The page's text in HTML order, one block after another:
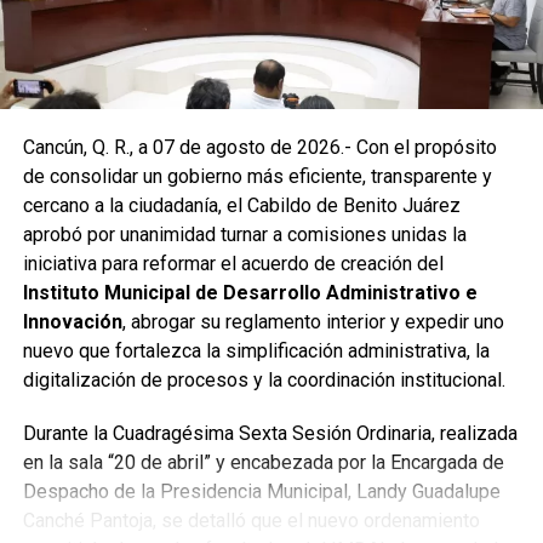
encharcamientos y mejorar el flujo hidráulico, lo que fue
reconocido por la comunidad como una respuesta
oportuna del gobierno municipal.
se reconstruyó la losa de bóveda y se instaló una nueva
rejilla en un pozo dañado por el tránsito de vehículos
pesados. De manera simultánea, se recuperó un espacio
público utilizado como basurero clandestino, del cual se
han retirado aproximadamente 150 toneladas de
escombros, cacharros y desechos vegetales. Se estima
que el saneamiento concluirá en dos días.
Finalmente, las Unidades Verdes de SIRESOL Cancún
convertirse en punto de disposición ilegal de basura. El
Ayuntamiento exhortó a la ciudadanía a reportar estas
prácticas y sumarse al esfuerzo colectivo para mantener
un Cancún limpio y con prosperidad compartida.
Cancún, Q. R., a 07 de agosto de 2026.- Con el propósito
de consolidar un gobierno más eficiente, transparente y
cercano a la ciudadanía, el Cabildo de Benito Juárez
aprobó por unanimidad turnar a comisiones unidas la
iniciativa para reformar el acuerdo de creación del
Instituto Municipal de Desarrollo Administrativo e
Innovación, abrogar su reglamento interior y expedir uno
nuevo que fortalezca la simplificación administrativa, la
digitalización de procesos y la coordinación institucional.
Durante la Cuadragésima Sexta Sesión Ordinaria, realizada
en la sala “20 de abril” y encabezada por la Encargada de
Despacho de la Presidencia Municipal, Landy Guadalupe
Canché Pantoja, se detalló que el nuevo ordenamiento